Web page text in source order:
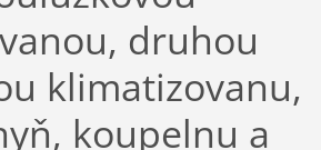
druhou
klimatizovanu,
koupelnu a